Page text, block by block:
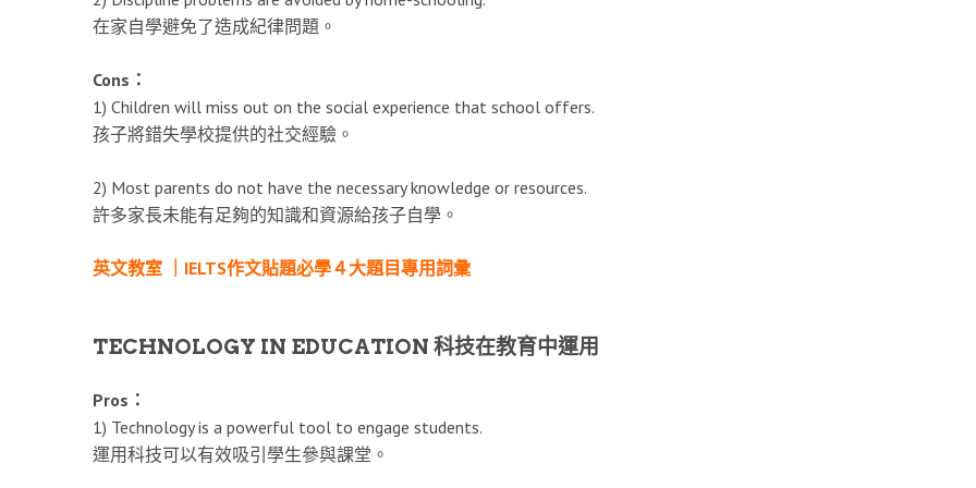
在家自學避免了造成紀律問題。
Cons：
1) Children will miss out on the social experience that school offers.
孩子將錯失學校提供的社交經驗。
2) Most parents do not have the necessary knowledge or resources.
許多家長未能有足夠的知識和資源給孩子自學。
英文教室 ｜IELTS作文貼題必學４大題目專用詞彙
TECHNOLOGY IN EDUCATION 科技在教育中運用
Pros：
1) Technology is a powerful tool to engage students.
運用科技可以有效吸引學生參與課堂。